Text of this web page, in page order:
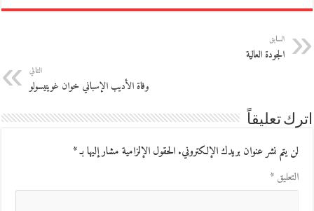
السابق
الجودة العالية
التالي
وفاة الأديب الإسباني خوان غويتيسولو
اترك تعليقاً
لن يتم نشر عنوان بريدك الإلكتروني.الحقول الإلزامية مشار إليها بـ*
التعليق*